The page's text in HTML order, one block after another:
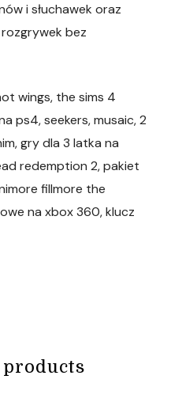
i słuchawek oraz
bez
wings, the sims 4
ps4, seekers, musaic, 2
gry dla 3 latka na
redemption 2, pakiet
fillmore the
na xbox 360, klucz